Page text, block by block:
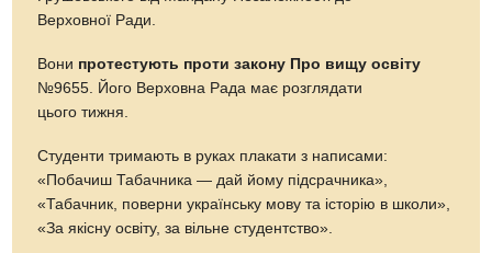
Верховної Ради.
Вони протестують проти закону Про вищу освіту
№9655. Його Верховна Рада має розглядати
цього тижня.
Студенти тримають в руках плакати з написами:
«Побачиш Табачника — дай йому підсрачника»,
«Табачник, поверни українську мову та історію в школи»,
«За якісну освіту, за вільне студентство».